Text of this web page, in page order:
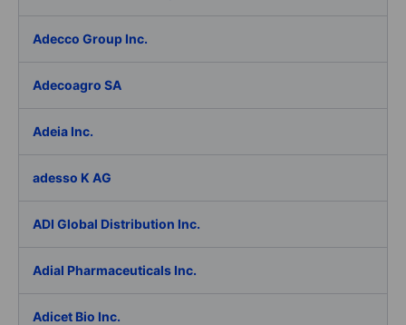
Adecco Group Inc.
Adecoagro SA
Adeia Inc.
adesso K AG
ADI Global Distribution Inc.
Adial Pharmaceuticals Inc.
Adicet Bio Inc.